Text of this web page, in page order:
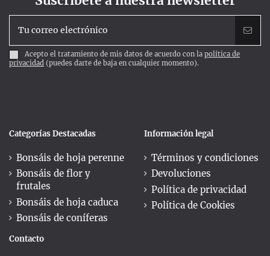
Acepto el tratamiento de mis datos de acuerdo con la política de
privacidad (puedes darte de baja en cualquier momento).
Categorías Destacadas
Bonsáis de hoja perenne
Bonsáis de flor y
frutales
Bonsáis de hoja caduca
Bonsáis de coníferas
Información legal
Términos y condiciones
Devoluciones
Política de privacidad
Política de Cookies
Contacto